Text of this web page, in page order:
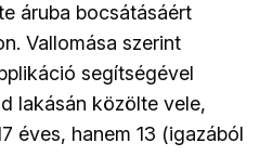
áruba bocsátásáért
Vallomása szerint
segítségével
lakásán közölte vele,
éves, hanem 13 (igazából